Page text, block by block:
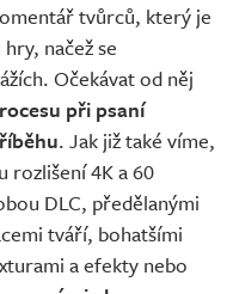
tvůrců, který je
načež se
Očekávat od něj
při psaní
. Jak již také víme,
rozlišení 4K a 60
DLC, předělanými
tváří, bohatšími
a efekty nebo